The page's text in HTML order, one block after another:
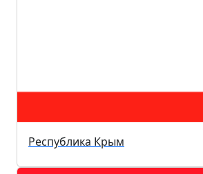
Республика Крым